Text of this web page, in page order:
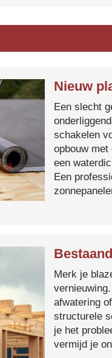
Nieuw
Een slecht
schakelen
opbouw
een
Een
Merk je
afwatering
structurele
je het
vermijd je